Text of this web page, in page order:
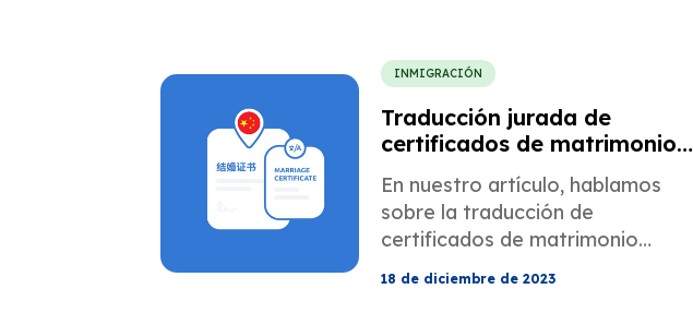
INMIGRACIÓN
Traducción jurada de
certificados de matrimonio
En nuestro artículo, hablamos
sobre la traducción de
certificados de matrimonio
chinos.
18 de diciembre de 2023